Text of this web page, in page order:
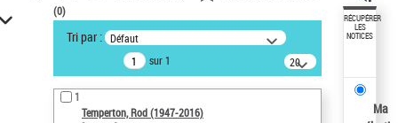
VOTRE RECHERCHE
Recherche avancée dans les
notices d’autorité
Œuvres liées à l'auteur :
Temperton, Rod (1947-2016)
(0)
Tri par : Défaut
sur 1
20
résultats/page
1
Temperton, Rod (1947-2016)
RÉCUPÉRER
LES
NOTICES
Ma